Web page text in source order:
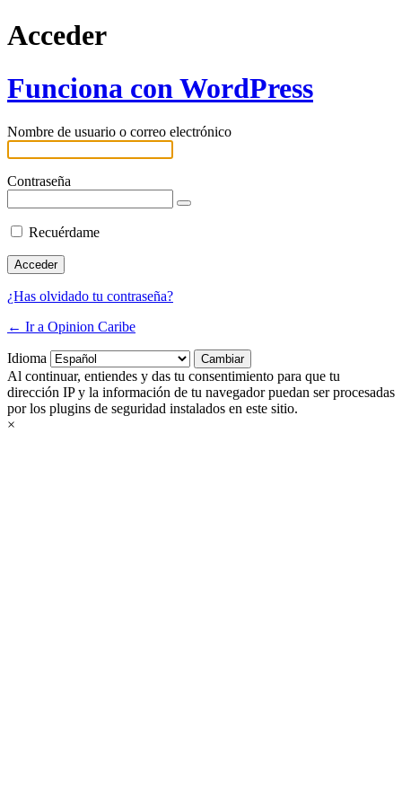
Acceder
Funciona con WordPress
Nombre de usuario o correo electrónico
Contraseña
Recuérdame
¿Has olvidado tu contraseña?
← Ir a Opinion Caribe
Idioma
Al continuar, entiendes y das tu consentimiento para que tu
dirección IP y la información de tu navegador puedan ser procesadas
por los plugins de seguridad instalados en este sitio.
×